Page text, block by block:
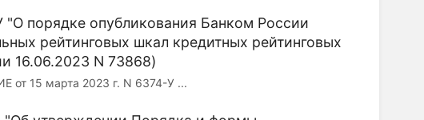
порядке опубликования Банком России
рейтинговых шкал кредитных рейтинговых
16.06.2023 N 73868)
15 марта 2023 г. N 6374-У ...